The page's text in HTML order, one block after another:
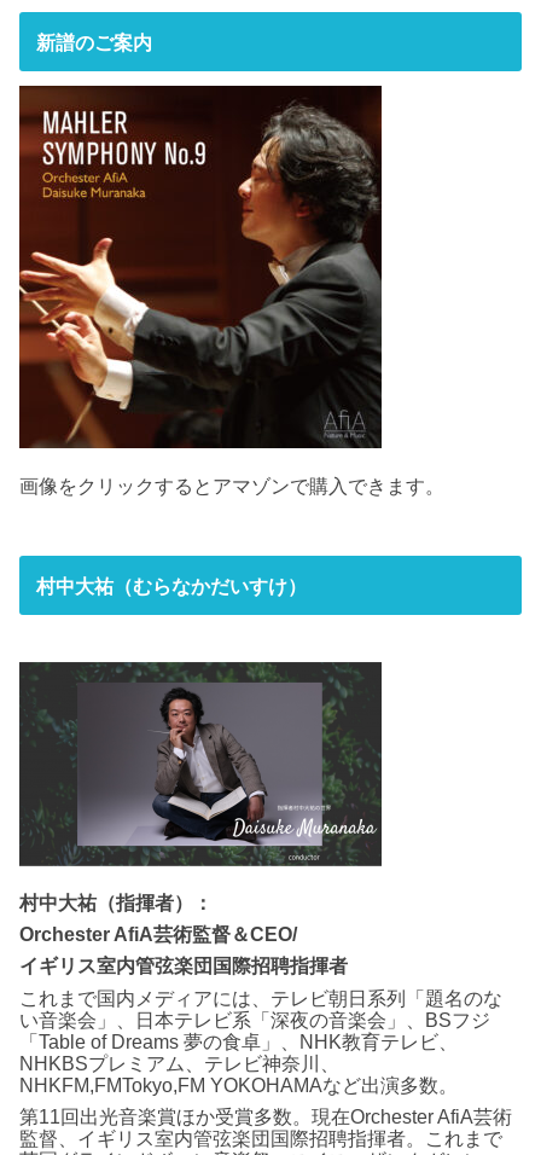
新譜のご案内
画像をクリックするとアマゾンで購入できます。
村中大祐（むらなかだいすけ）
村中大祐（指揮者）：
Orchester AfiA芸術監督＆CEO/
イギリス室内管弦楽団国際招聘指揮者
これまで国内メディアには、テレビ朝日系列「題名のな
い音楽会」、日本テレビ系「深夜の音楽会」、BSフジ
「Table of Dreams 夢の食卓」、NHK教育テレビ、
NHKBSプレミアム、テレビ神奈川、
NHKFM,FMTokyo,FM YOKOHAMAなど出演多数。
第11回出光音楽賞ほか受賞多数。現在Orchester AfiA芸術
監督、イギリス室内管弦楽団国際招聘指揮者。これまで